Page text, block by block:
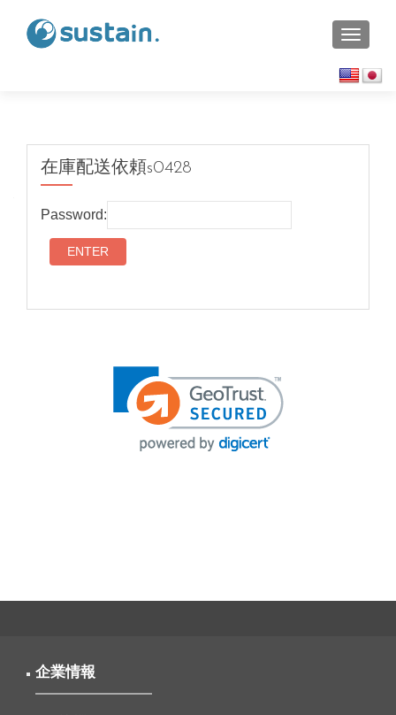
在庫配送依頼s0428
Password:
企業情報